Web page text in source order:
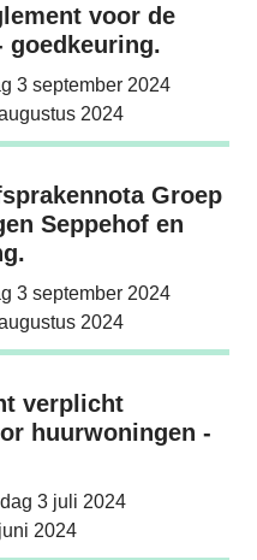
voor de
voor de
goedkeuring.
3 september 2024
2024
Groep
Groep
Seppehof en
3 september 2024
2024
verplicht
verplicht
huurwoningen -
3 juli 2024
2024